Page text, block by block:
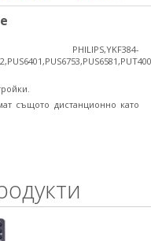
същото дистанционно като